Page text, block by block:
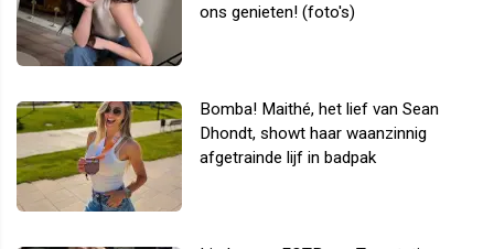
ons genieten! (foto's)
Bomba! Maithé, het lief van Sean
Dhondt, showt haar waanzinnig
afgetrainde lijf in badpak